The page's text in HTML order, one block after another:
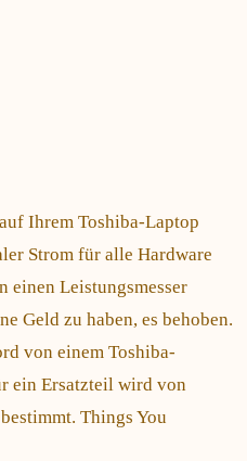
Ihrem Toshiba-Laptop
Strom für alle Hardware
einen Leistungsmesser
Geld zu haben, es behoben.
von einem Toshiba-
ein Ersatzteil wird von
Things You